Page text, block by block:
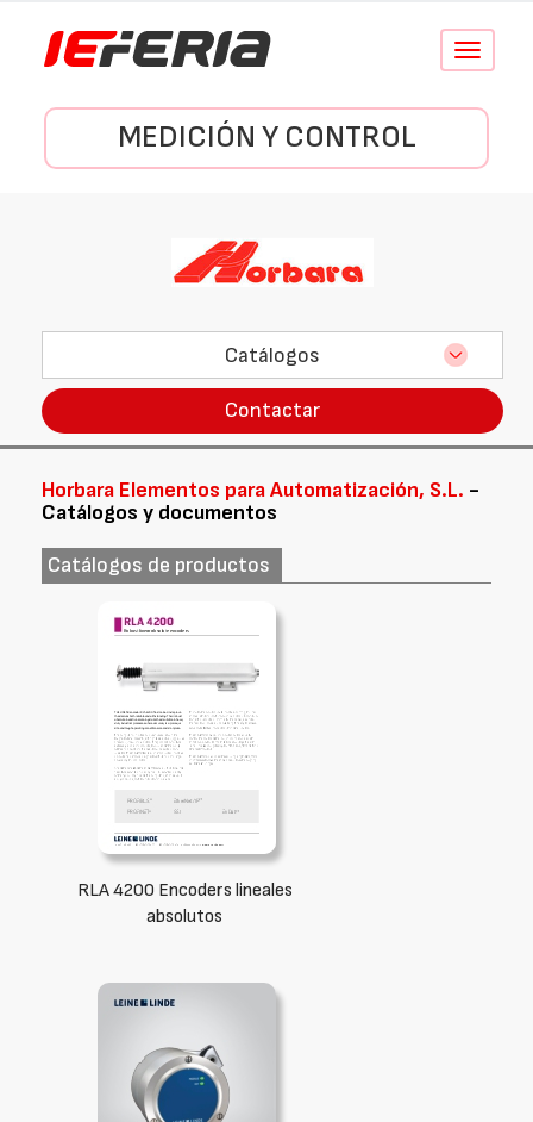
Conmutar
MEDICIÓN Y CONTROL
Catálogos
Contactar
Horbara Elementos para Automatización, S.L. -
Catálogos y documentos
Catálogos de productos
RLA 4200 Encoders lineales
absolutos